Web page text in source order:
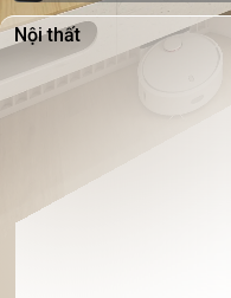
Nội thất